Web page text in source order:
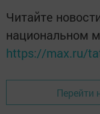
Читайте
национальном
https://max.ru/
Перейти